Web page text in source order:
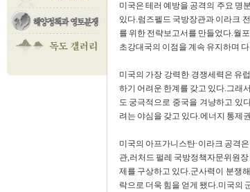
미국은 테러 예방을 공격의 주요 명
있다.럼즈펠드 국방장관과 이라크
를 위한 전략보고서를 만들었다.월
초강대국의 이점을 계속 유지하며
미국의 가장 강력한 경쟁세력은 유
하기 어려운 한계를 갖고 있다.그래
도 궁극적으로 중국을 겨냥하고 있
려는 야심을 갖고 있다.에너지 통제
미국의 아프가니스탄·이라크 공격
관,러처드 펄레 국방정책자문위원
제를 구상하고 있다.군사력이 분쟁
락으로 더욱 힘을 얻게 됐다.미국의